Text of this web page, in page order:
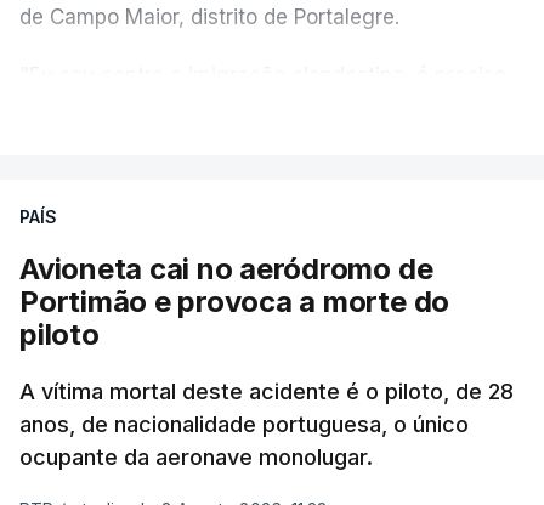
de Campo Maior, distrito de Portalegre.
nada disto é incompatível com tratarmos com
crianças", acrescentou.
António José Seguro mostrou dúvidas sobre se é
PAÍS
Avioneta cai no aeródromo de
Portimão e provoca a morte do
piloto
A vítima mortal deste acidente é o piloto, de 28
anos, de nacionalidade portuguesa, o único
ocupante da aeronave monolugar.